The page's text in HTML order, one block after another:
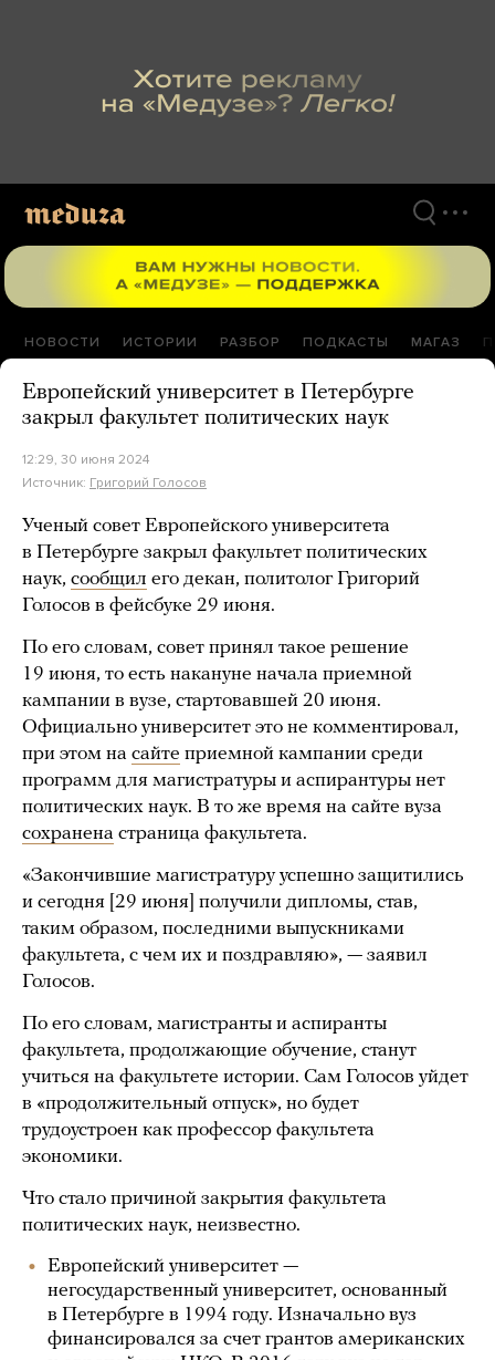
НОВОСТИ ИСТОРИИ РАЗБОР ПОДКАСТЫ МАГАЗ
Европейский университет в Петербурге
закрыл факультет политических наук
12:29, 30 июня 2024
Источник: Григорий Голосов
Ученый совет Европейского университета
в Петербурге закрыл факультет политических
наук, сообщил его декан, политолог Григорий
Голосов в фейсбуке 29 июня.
По его словам, совет принял такое решение
19 июня, то есть накануне начала приемной
кампании в вузе, стартовавшей 20 июня.
Официально университет это не комментировал,
при этом на сайте приемной кампании среди
программ для магистратуры и аспирантуры нет
политических наук. В то же время на сайте вуза
сохранена страница факультета.
«Закончившие магистратуру успешно защитились
и сегодня [29 июня] получили дипломы, став,
таким образом, последними выпускниками
факультета, с чем их и поздравляю», — заявил
Голосов.
По его словам, магистранты и аспиранты
факультета, продолжающие обучение, станут
учиться на факультете истории. Сам Голосов уйдет
в «продолжительный отпуск», но будет
трудоустроен как профессор факультета
экономики.
Что стало причиной закрытия факультета
политических наук, неизвестно.
Европейский университет —
негосударственный университет, основанный
в Петербурге в 1994 году. Изначально вуз
финансировался за счет грантов американских